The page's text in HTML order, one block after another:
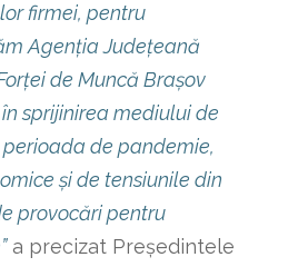
firmei, pentru
Agenția Județeană
de Muncă Brașov
sprijinirea mediului de
de pandemie,
și de tensiunile din
provocări pentru
a precizat Președintele